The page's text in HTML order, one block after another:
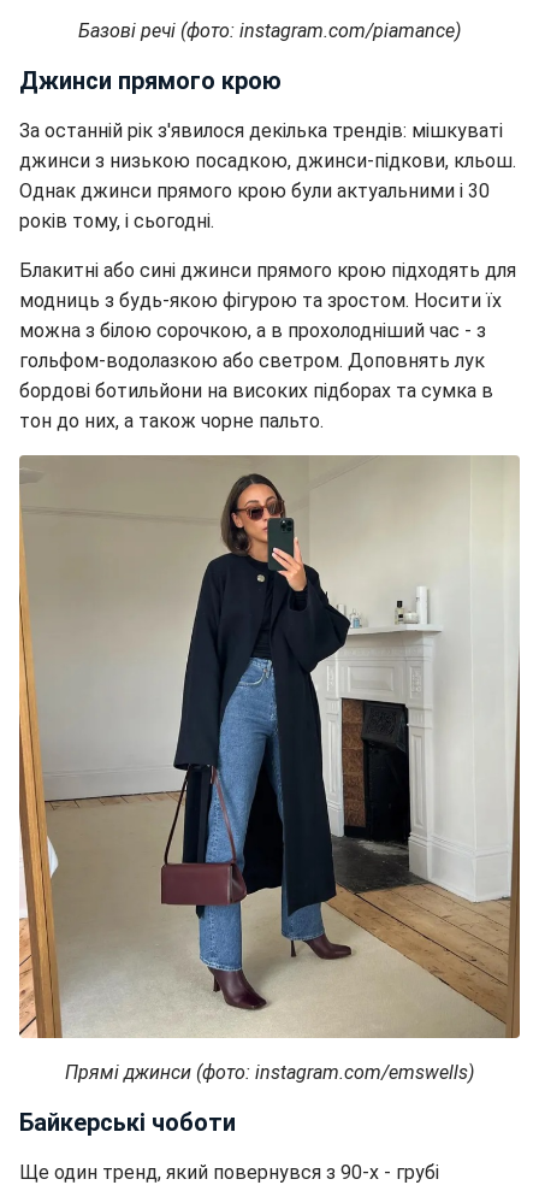
Базові речі (фото: instagram.com/piamance)
Джинси прямого крою
За останній рік з'явилося декілька трендів: мішкуваті
джинси з низькою посадкою, джинси-підкови, кльош.
Однак джинси прямого крою були актуальними і 30
років тому, і сьогодні.
Блакитні або сині джинси прямого крою підходять для
модниць з будь-якою фігурою та зростом. Носити їх
можна з білою сорочкою, а в прохолодніший час - з
гольфом-водолазкою або светром. Доповнять лук
бордові ботильйони на високих підборах та сумка в
тон до них, а також чорне пальто.
Прямі джинси (фото: instagram.com/emswells)
Байкерські чоботи
Ще один тренд, який повернувся з 90-х - грубі